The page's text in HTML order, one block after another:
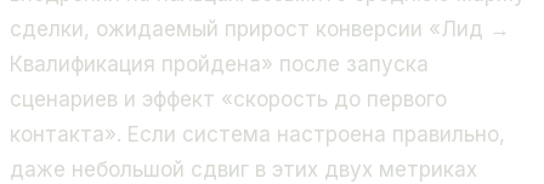
сделки, ожидаемый прирост конверсии «Лид →
Квалификация пройдена» после запуска
сценариев и эффект «скорость до первого
контакта». Если система настроена правильно,
даже небольшой сдвиг в этих двух метриках